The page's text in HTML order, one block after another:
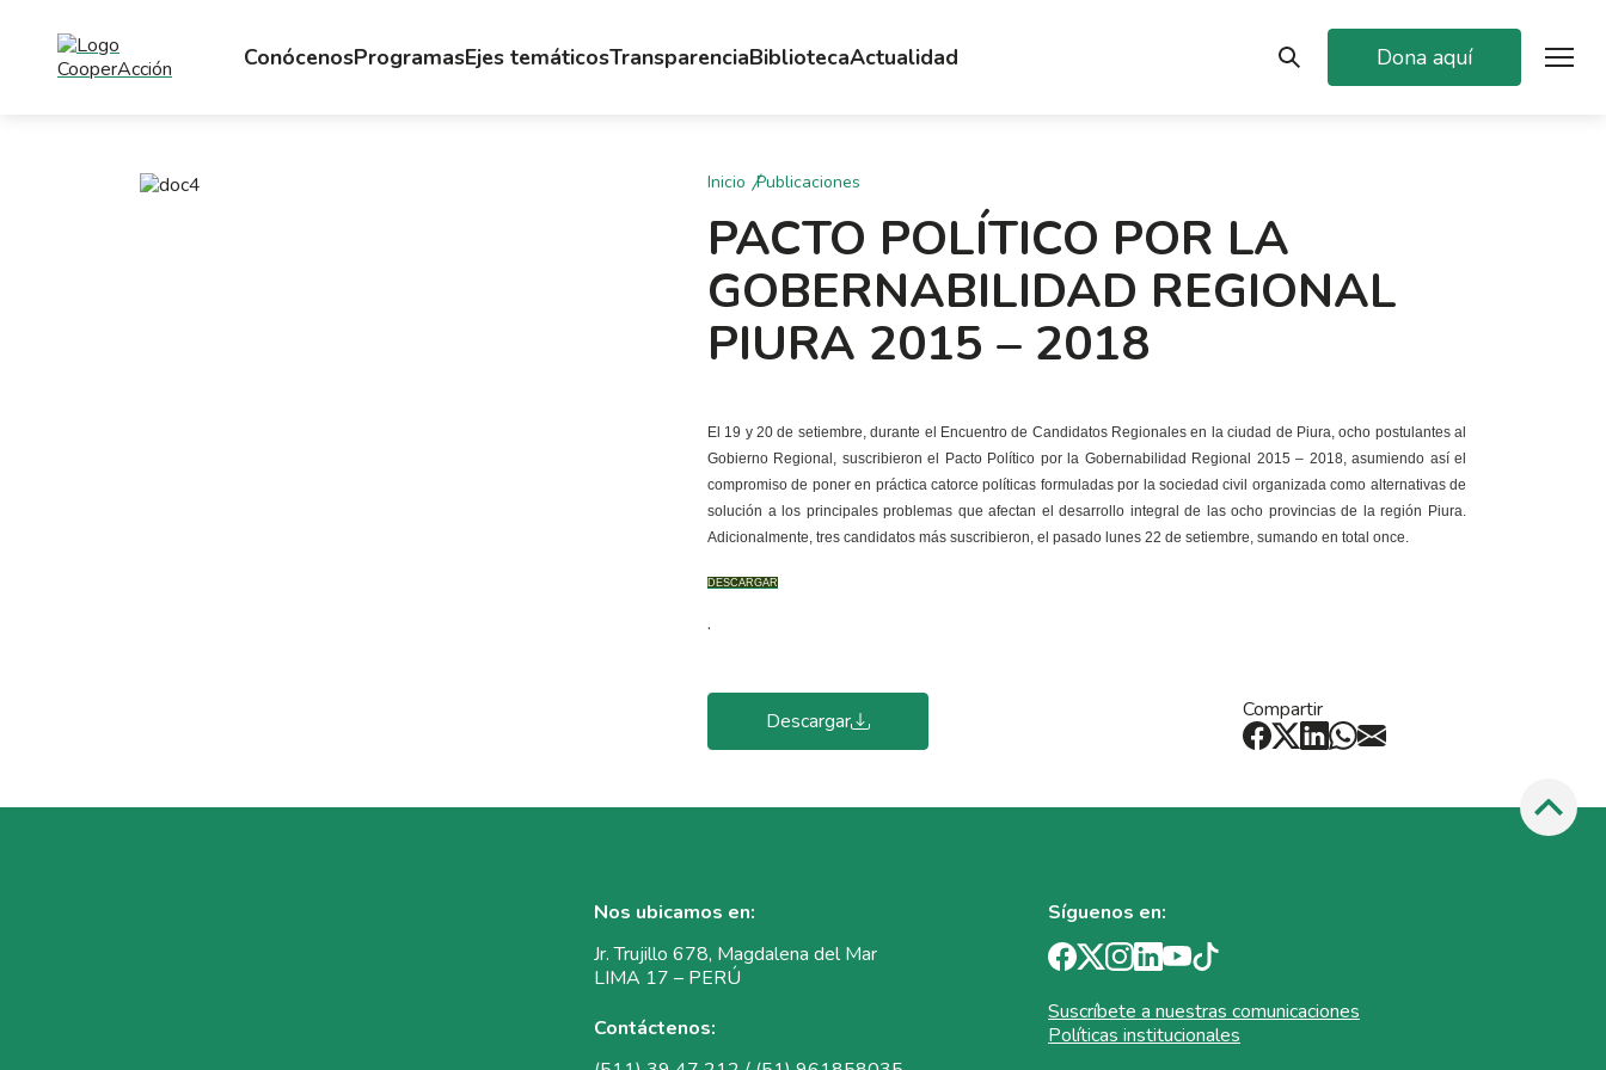
ConócenosProgramasEjes temáticosTransparenciaBibliotecaActualidad Dona aquí
Inicio Publicaciones
PACTO POLÍTICO POR LA
GOBERNABILIDAD REGIONAL
PIURA 2015 – 2018
El 19 y 20 de setiembre, durante el Encuentro de Candidatos Regionales en la ciudad de Piura, ocho postulantes al
Gobierno Regional, suscribieron el Pacto Político por la Gobernabilidad Regional 2015 – 2018, asumiendo así el
compromiso de poner en práctica catorce políticas formuladas por la sociedad civil organizada como alternativas de
solución a los principales problemas que afectan el desarrollo integral de las ocho provincias de la región Piura.
Adicionalmente, tres candidatos más suscribieron, el pasado lunes 22 de setiembre, sumando en total once.
DESCARGAR
.
Descargar Compartir
Nos ubicamos en:
Jr. Trujillo 678, Magdalena del Mar
LIMA 17 – PERÚ
Contáctenos:
Síguenos en:
Suscríbete a nuestras comunicaciones
Políticas institucionales